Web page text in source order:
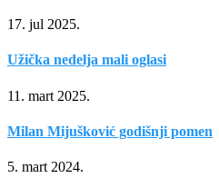
17. jul 2025.
Užička nedelja mali oglasi
11. mart 2025.
Milan Mijušković godišnji pomen
5. mart 2024.